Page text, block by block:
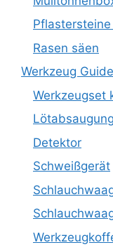
Rasen säen
Werkzeug Guide
Werkzeugset
Lötabsaugung
Detektor
Schweißgerät